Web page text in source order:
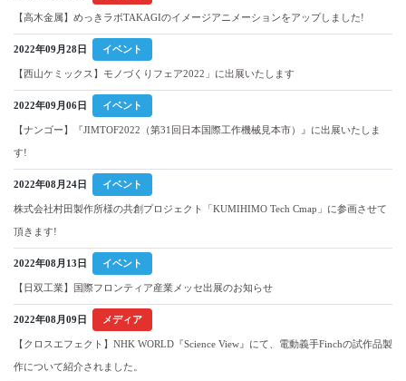
【高木金属】めっきラボTAKAGIのイメージアニメーションをアップしました!
2022年09月28日 イベント
【西山ケミックス】モノづくりフェア2022」に出展いたします
2022年09月06日 イベント
【ナンゴー】『JIMTOF2022（第31回日本国際工作機械見本市）』に出展いたしま
す!
2022年08月24日 イベント
株式会社村田製作所様の共創プロジェクト「KUMIHIMO Tech Cmap」に参画させて
頂きます!
2022年08月13日 イベント
【日双工業】国際フロンティア産業メッセ出展のお知らせ
2022年08月09日 メディア
【クロスエフェクト】NHK WORLD『Science View』にて、電動義手Finchの試作品製
作について紹介されました。